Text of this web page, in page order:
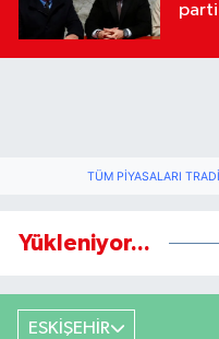
TÜM PIYASALARI
Yükleniyor...
ESKİŞEHİR